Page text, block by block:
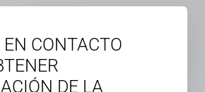
EN CONTACTO
DE LA